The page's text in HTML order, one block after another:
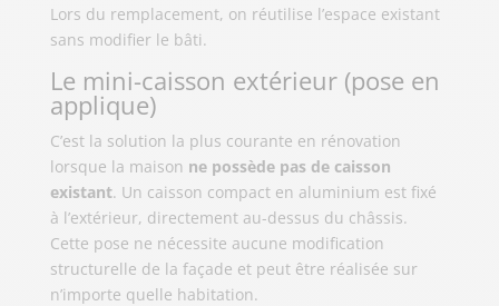
Lors du remplacement, on réutilise l’espace existant
sans modifier le bâti.
Le mini-caisson extérieur (pose en
applique)
C’est la solution la plus courante en rénovation
lorsque la maison ne possède pas de caisson
existant. Un caisson compact en aluminium est fixé
à l’extérieur, directement au-dessus du châssis.
Cette pose ne nécessite aucune modification
structurelle de la façade et peut être réalisée sur
n’importe quelle habitation.